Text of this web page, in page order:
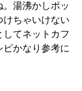
湯沸かしポッ
けちゃいけない
てネットカフ
ピかなり参考に